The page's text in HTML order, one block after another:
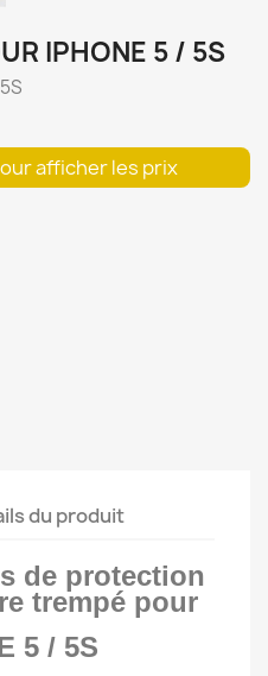
IPHONE 5 / 5S
afficher les prix
du produit
de protection
trempé pour
5 / 5S